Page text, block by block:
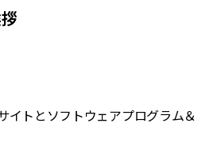
イトとソフトウェアプログラム＆